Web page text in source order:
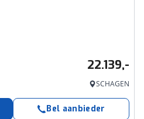
22.139,-
SCHAGEN
Bel aanbieder